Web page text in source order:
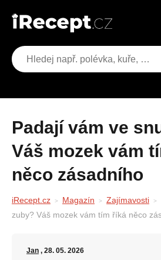
Padají vám ve snu zuby?
Váš mozek vám
něco zásadního
iRecept.cz Magazín Zajímavosti
zuby? Váš mozek vám tím říká něco
Jan , 28. 05. 2026